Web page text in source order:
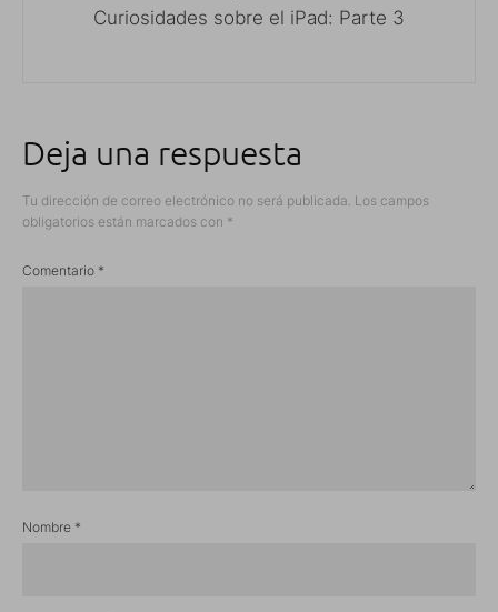
Curiosidades sobre el iPad: Parte 3
Deja una respuesta
Tu dirección de correo electrónico no será publicada. Los campos
obligatorios están marcados con *
Comentario *
Nombre *